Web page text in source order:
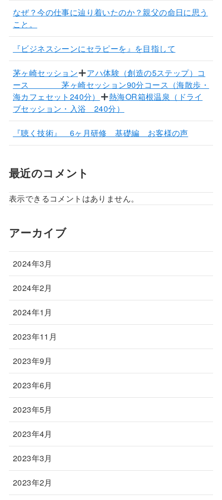
なぜ？今の仕事に辿り着いたのか？親父の命日に思う
こと。
『ビジネスシーンにセラピーを』を目指して
茅ヶ崎セッション
アハ体験（創造の5ステップ）コ
ース 茅ヶ崎セッション90分コース（海散歩・
海カフェセット240分）
熱海OR箱根温泉（ドライ
ブセッション・入浴 240分）
『聴く技術』 6ヶ月研修 基礎編 お客様の声
最近のコメント
表示できるコメントはありません。
アーカイブ
2024年3月
2024年2月
2024年1月
2023年11月
2023年9月
2023年6月
2023年5月
2023年4月
2023年3月
2023年2月